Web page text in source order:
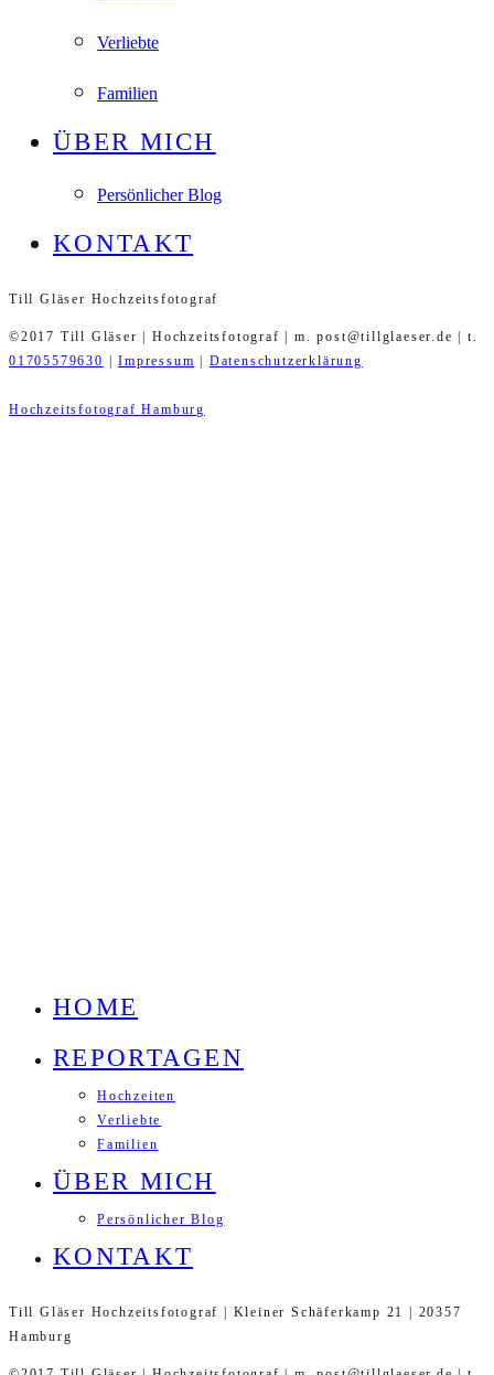
Verliebte
Familien
ÜBER MICH
Persönlicher Blog
KONTAKT
Till Gläser Hochzeitsfotograf
©2017 Till Gläser | Hochzeitsfotograf | m. post@tillglaeser.de | t.
01705579630
|Impressum Datenschutzerklärung
Hochzeitsfotograf Hamburg
HOME
REPORTAGEN
Hochzeiten
Verliebte
Familien
ÜBER MICH
Persönlicher Blog
KONTAKT
Till Gläser Hochzeitsfotograf | Kleiner Schäferkamp 21 | 20357
Hamburg